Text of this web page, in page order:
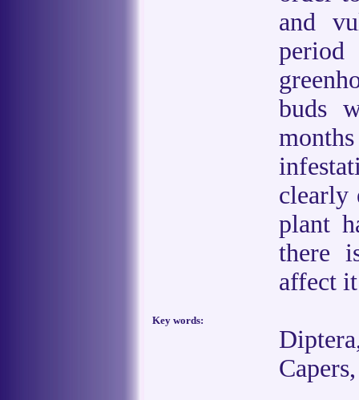
and
buds
clearly
plant
there
affect
Key words: